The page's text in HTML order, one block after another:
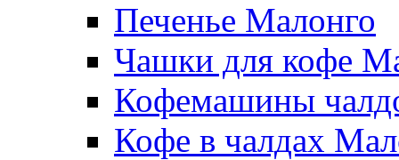
Печенье Малонго
Чашки для кофе
Кофемашины
Кофе в чалдах